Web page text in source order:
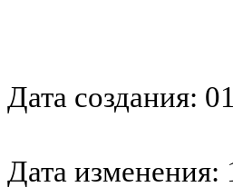
Дата создания:
Дата изменения: